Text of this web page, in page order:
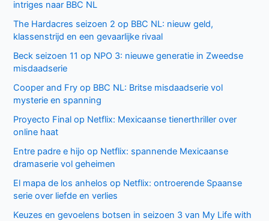
intriges naar BBC NL
The Hardacres seizoen 2 op BBC NL: nieuw geld,
klassenstrijd en een gevaarlijke rivaal
Beck seizoen 11 op NPO 3: nieuwe generatie in Zweedse
misdaadserie
Cooper and Fry op BBC NL: Britse misdaadserie vol
mysterie en spanning
Proyecto Final op Netflix: Mexicaanse tienerthriller over
online haat
Entre padre e hijo op Netflix: spannende Mexicaanse
dramaserie vol geheimen
El mapa de los anhelos op Netflix: ontroerende Spaanse
serie over liefde en verlies
Keuzes en gevoelens botsen in seizoen 3 van My Life with